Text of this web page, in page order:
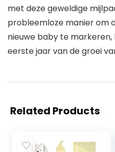
met deze geweldige
probleemloze manier om
nieuwe baby te
eerste jaar van de groei
Related Products